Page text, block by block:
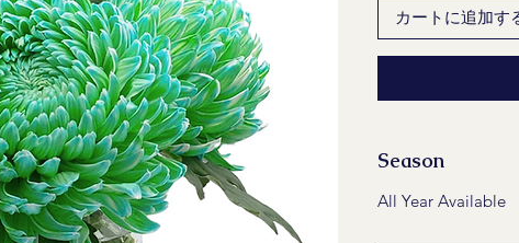
カートに追加す
Season
All Year Available